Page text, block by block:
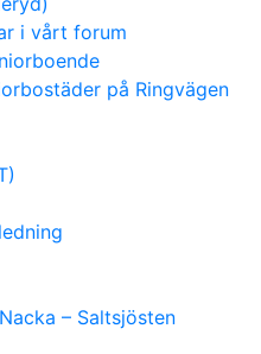
i vårt forum
på Ringvägen
– Saltsjösten